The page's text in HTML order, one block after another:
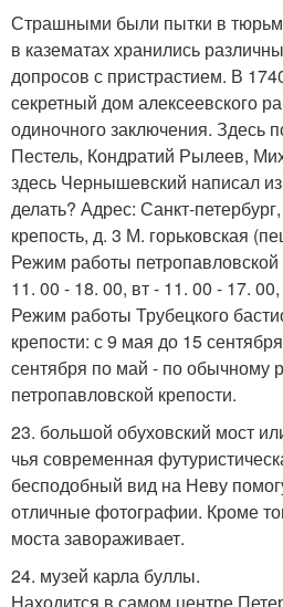
Страшными были пытки в
в казематах хранились
допросов с пристрастием. В
секретный дом алексеевского
одиночного заключения. Здесь
Пестель, Кондратий Рылеев,
здесь Чернышевский написал
делать? Адрес: Санкт-
крепость, д. 3 М. горьковская
Режим работы
11. 00 - 18. 00, вт - 11. 00 - 17.
Режим работы Трубецкого
крепости: с 9 мая до 15
сентября по май - по обычному
петропавловской крепости.
23. большой обуховский мост
чья современная
бесподобный вид на Неву
отличные фотографии. Кроме
моста завораживает.
24. музей карла буллы.